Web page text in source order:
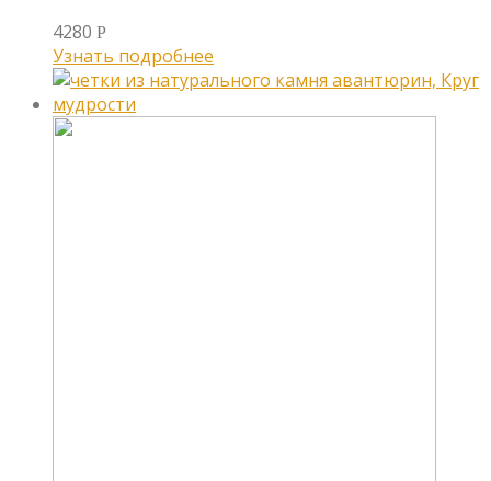
4280 Р
Узнать подробнее